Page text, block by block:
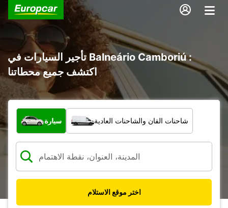
تأجير السيارات في Balneário Camboriú :
اكتشف جميع محطاتنا
ما نوع المركبة؟
سيارة شاحنات الفان والشاحنات العادية
اختر موقع الاستلام